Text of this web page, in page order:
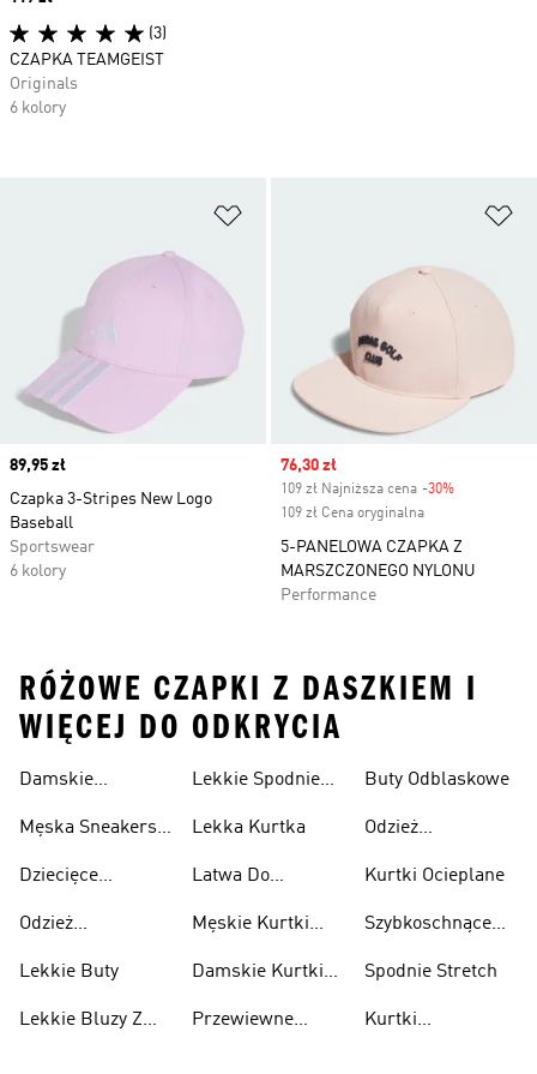
Price
89,95 zł
Czapka 3-Stripes New Logo
Baseball
Sportswear
6 kolory
Sale price
76,30 zł
109 zł Najniższa cena -30%
109 zł Cena oryginalna
5-PANELOWA CZAPKA Z
MARSZCZONEGO NYLONU
Performance
(3)
CZAPKA TEAMGEIST
Originals
6 kolory
RÓŻOWE CZAPKI Z DASZKIEM I
WIĘCEJ DO ODKRYCIA
Damskie
Przewiewne
Męska Sneakersy
Dziecięce
Przewiewne
Odzież
Lekkie Buty
Lekkie Bluzy Z
Lekkie Spodnie
Lekka Kurtka
Latwa Do
Kurtki
Męskie Kurtki
Damskie Kurtki
Przewiewne
Buty Odblaskowe
Odzież
Kurtki Ocieplane
Szybkoschnące
Spodnie Stretch
Kurtki